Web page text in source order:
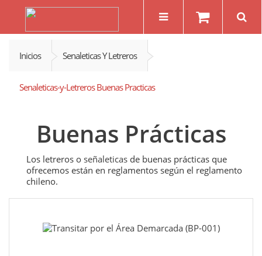
Inicios Senaleticas Y Letreros
Senaleticas-y-Letreros Buenas Practicas
Buenas Prácticas
Los letreros o señaleticas de buenas prácticas que
ofrecemos están en reglamentos según el reglamento
chileno.